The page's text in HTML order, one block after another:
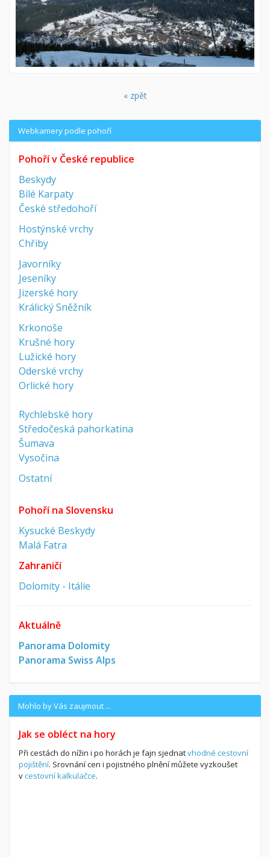
« zpět
Webkamery podle pohoří
Pohoří v České republice
Beskydy
Bílé Karpaty
České středohoří
Hostýnské vrchy
Chřiby
Javorníky
Jeseníky
Jizerské hory
Králický Sněžník
Krkonoše
Krušné hory
Lužické hory
Oderské vrchy
Orlické hory
Rychlebské hory
Středočeská pahorkatina
Šumava
Vysočina
Ostatní
Pohoří na Slovensku
Kysucké Beskydy
Malá Fatra
Zahraničí
Dolomity - Itálie
Aktuálně
Panorama Dolomity
Panorama Swiss Alps
Mohlo by Vás zaujmout ...
Jak se obléct na hory
Při cestách do nížin i po horách je fajn sjednatvhodné cestovní
pojištění. Srovnání cen i pojistného plnění můžete vyzkoušet
vcestovní kalkulačce.